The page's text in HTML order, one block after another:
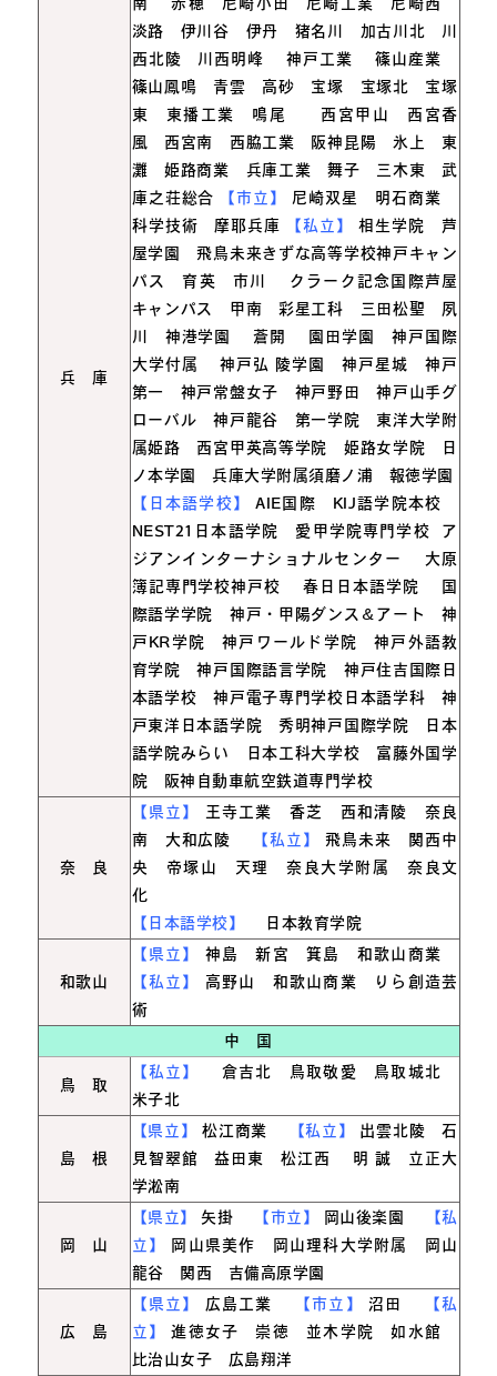
兵 庫
淡路 伊川谷 伊丹 猪名川 加古川北 川
西北陵 川西明峰神戸工業 篠山産業
篠山鳳鳴 青雲 高砂 宝塚 宝塚北 宝塚
東 東播工業 鳴尾 西宮甲山 西宮香
風 西宮南 西脇工業 阪神昆陽 氷上 東
灘 姫路商業 兵庫工業 舞子 三木東 武
庫之荘総合
【市立】 尼崎双星 明石商業
科学技術 摩耶兵庫
【私立】相生学院 芦
屋学園 飛鳥未来きずな高等学校神戸キャン
パス 育英 市川
クラーク記念国際芦屋
キャンパス 甲南 彩星工科 三田松聖 夙
川 神港学園
蒼開
園田学園 神戸国際
大学付属
神戸弘
陵学園 神戸星城 神戸
第一 神戸常盤女子 神戸野田 神戸山手グ
ローバル 神戸龍谷 第一学院 東洋大学附
属姫路 西宮甲英高等学院 姫路女学院 日
ノ本学園 兵庫大学附属須磨ノ浦 報徳学園
【日本語学校】 AIE国際 KIJ語学院本校
NEST21日本語学院 愛甲学院専門学校 ア
ジアンインターナショナルセンター
大原
簿記専門学校神戸校春日日本語学院 国
際語学学院 神戸・甲陽ダンス＆アート 神
戸KR学院 神戸ワールド学院 神戸外語教
育学院 神戸国際語言学院 神戸住吉国際日
本語学校 神戸電子専門学校日本語学科 神
戸東洋日本語学院 秀明神戸国際学院 日本
語学院みらい 日本工科大学校 富藤外国学
院 阪神自動車航空鉄道専門学校
奈 良
【県立】
王寺工業 香芝 西和清陵 奈良
南 大和広陵
【私立】
飛鳥未来 関西中
央 帝塚山 天理 奈良大学附属 奈良文
化
【日本語学校】
日本教育学院
和歌山
【県立】
神島 新宮 箕島 和歌山商業
【私立】
高野山 和歌山商業 りら創造芸
術
中 国
鳥 取
【私立】
倉吉北 鳥取敬愛 鳥取城北
米子北
島 根
【県立】 松江商業 【私立】 出雲北陵 石
見智翠館 益田東 松江西
明 誠 立正大
学淞南
岡 山
【県立】 矢掛 【市立】 岡山後楽園
【私
立】
岡山県美作 岡山理科大学附属 岡山
龍谷 関西 吉備高原学園
広 島
【県立】 広島工業 【市立】 沼田
【私
立】
進徳女子 崇徳 並木学院 如水館
比治山女子 広島翔洋